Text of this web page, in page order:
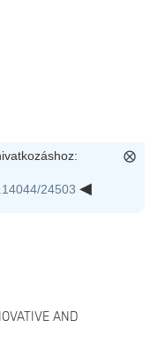
24503
AND